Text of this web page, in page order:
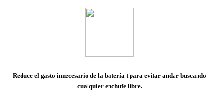
Reduce el gasto innecesario de la batería t para evitar andar buscando
cualquier enchufe libre.